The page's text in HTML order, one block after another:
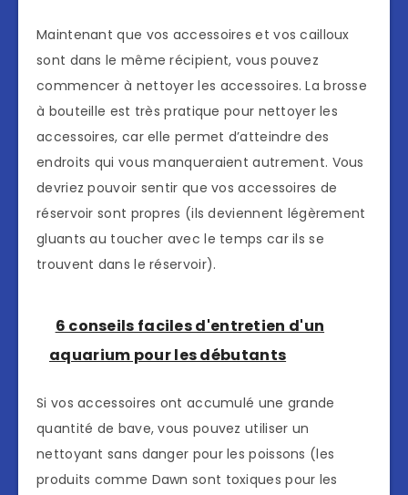
Maintenant que vos accessoires et vos cailloux
sont dans le même récipient, vous pouvez
commencer à nettoyer les accessoires. La brosse
à bouteille est très pratique pour nettoyer les
accessoires, car elle permet d’atteindre des
endroits qui vous manqueraient autrement. Vous
devriez pouvoir sentir que vos accessoires de
réservoir sont propres (ils deviennent légèrement
gluants au toucher avec le temps car ils se
trouvent dans le réservoir).
6 conseils faciles d'entretien d'un
aquarium pour les débutants
Si vos accessoires ont accumulé une grande
quantité de bave, vous pouvez utiliser un
nettoyant sans danger pour les poissons (les
produits comme Dawn sont toxiques pour les